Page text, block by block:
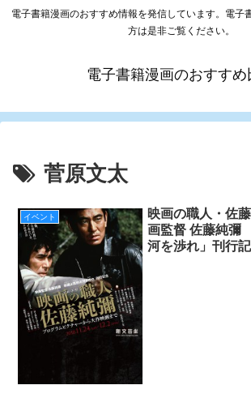
電子書籍漫画のおすすめ情報を発信しています。電子
方は是非ご覧ください。
電子書籍漫画のおすすめ
菅原文太
イベント
映画の職人・佐
画監督 佐藤純彌
河を渉れ」刊行